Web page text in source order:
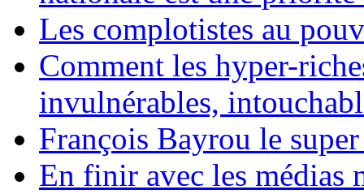
Les complotistes au
Comment les hyper-
invulnérables,
François Bayrou le
En finir avec les médias